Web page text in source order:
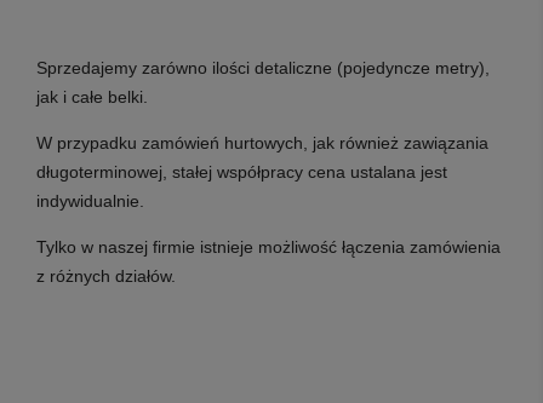
Sprzedajemy zarówno ilości detaliczne (pojedyncze metry),
jak i całe belki.
W przypadku zamówień hurtowych, jak również zawiązania
długoterminowej, stałej współpracy cena ustalana jest
indywidualnie.
Tylko w naszej firmie istnieje możliwość łączenia zamówienia
z różnych działów.